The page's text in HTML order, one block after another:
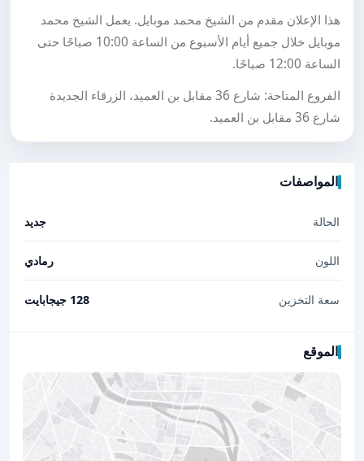
هذا الإعلان مقدم من الشيخ محمد موبايل. يعمل الشيخ محمد
موبايل خلال جميع أيام الأسبوع من الساعة 10:00 صباحًا حتى
الساعة 12:00 صباحًا.
الفروع المتاحة: شارع 36 مقابل بن العميد، الزرقاء الجديدة
شارع 36 مقابل بن العميد.
المواصفات
الحالة جديد
اللون رمادي
سعة التخزين 128 جيجابايت
الموقع